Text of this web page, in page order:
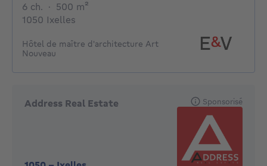
6 ch. 6 chambres
· 500 m²
1050 Ixelles
Hôtel de maître d'architecture Art
Nouveau
Address Real Estate Sponsorisé